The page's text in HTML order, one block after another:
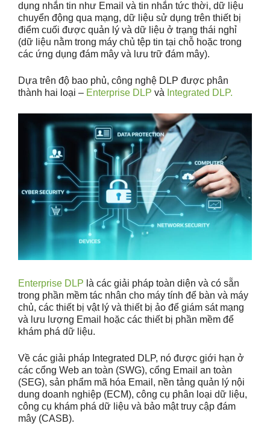
dụng nhắn tin như Email và tin nhắn tức thời, dữ liệu
chuyển động qua mạng, dữ liệu sử dụng trên thiết bị
điểm cuối được quản lý và dữ liệu ở trạng thái nghỉ
(dữ liệu nằm trong máy chủ tệp tin tại chỗ hoặc trong
các ứng dụng đám mây và lưu trữ đám mây).
Dựa trên độ bao phủ, công nghệ DLP được phân
thành hai loại – Enterprise DLP và Integrated DLP.
Enterprise DLP là các giải pháp toàn diện và có sẵn
trong phần mềm tác nhân cho máy tính để bàn và máy
chủ, các thiết bị vật lý và thiết bị ảo để giám sát mạng
và lưu lượng Email hoặc các thiết bị phần mềm để
khám phá dữ liệu.
Về các giải pháp Integrated DLP, nó được giới hạn ở
các cổng Web an toàn (SWG), cổng Email an toàn
(SEG), sản phẩm mã hóa Email, nền tảng quản lý nội
dung doanh nghiệp (ECM), công cụ phân loại dữ liệu,
công cụ khám phá dữ liệu và bảo mật truy cập đám
mây (CASB).